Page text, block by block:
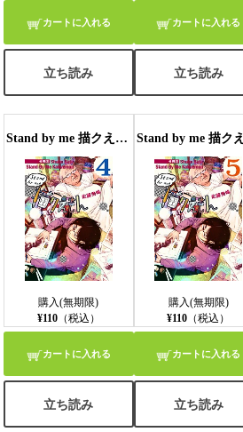
カートに入れる
立ち読み
カートに入れる
立ち読み
Stand by me 描クえもん 分冊版4
購入(無期限)
¥110（税込）
カートに入れる
立ち読み
購入(無期限)
¥110 （税込）
カートに入れる
立ち読み